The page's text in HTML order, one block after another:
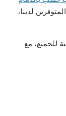
لدينا،
للجميع، مع